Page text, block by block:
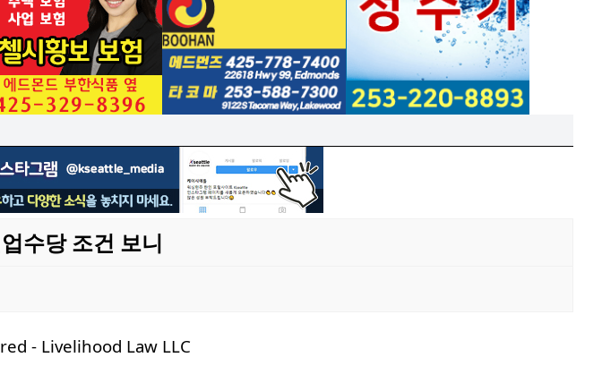
수당 조건 보니